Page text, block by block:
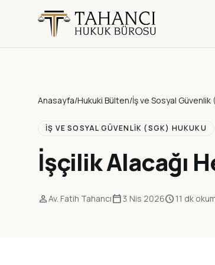
Anasayfa/Hukuki Bülten/İş ve Sosyal Güvenlik
İŞ VE SOSYAL GÜVENLIK (SGK) HUKUKU
İşçilik Alacağı
personAv. Fatih Tahancıcalendar_today3 Nis 2026schedule11 dk